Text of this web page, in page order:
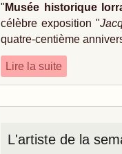
" Musée historique
célèbre exposition "
quatre-centième
Lire la suite
L'artiste de la